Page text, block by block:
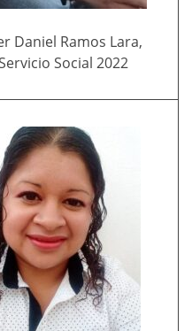
Daniel Ramos Lara,
Social 2022